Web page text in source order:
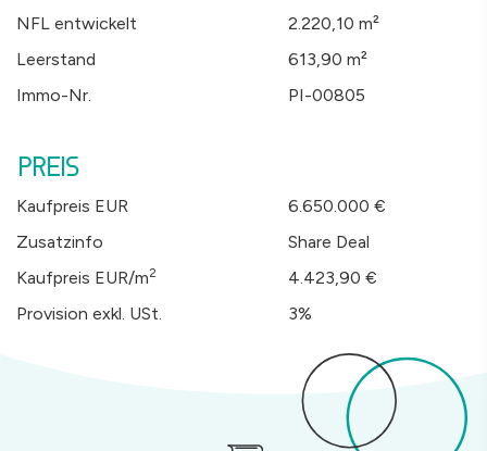
NFL entwickelt
2.220,10 m²
Leerstand
613,90 m²
Immo-Nr.
PI-00805
PREIS
Kaufpreis EUR
6.650.000 €
Zusatzinfo
Share Deal
Kaufpreis EUR/m2
4.423,90 €
Provision exkl. USt.
3%